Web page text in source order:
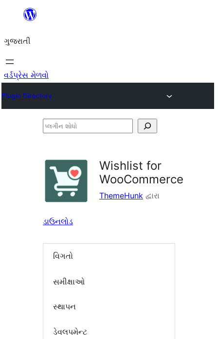
કંટેન્ટ(લખાણ)
જાઓ
ગુજરાતી
વર્ડપ્રેસ મેળવો
Plugin Directory
પ્લગીન
Wishlist for
WooCommerce
ThemeHunk દ્વારા
ડાઉનલોડ
વિગતો
સમીક્ષાઓ
સ્થાપન
ડેવલપમેન્ટ